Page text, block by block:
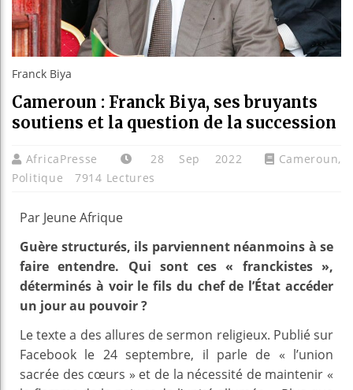
Franck Biya
Cameroun : Franck Biya, ses bruyants
soutiens et la question de la succession
AfricaPresse 28 Sep 2022 Cameroun,
Politique
7914 Lectures
Par Jeune Afrique
Guère structurés, ils parviennent néanmoins à se
faire entendre. Qui sont ces « franckistes »,
déterminés à voir le fils du chef de l’État accéder
un jour au pouvoir ?
Le texte a des allures de sermon religieux. Publié sur
Facebook le 24 septembre, il parle de « l’union
sacrée des cœurs » et de la nécessité de maintenir «